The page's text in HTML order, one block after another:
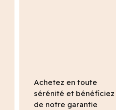
Achetez en toute
sérénité et bénéficiez
de notre garantie